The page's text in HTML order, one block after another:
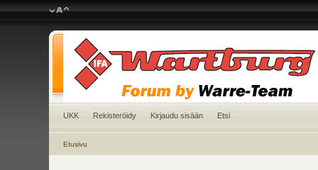
UKK Rekisteröidy Kirjaudu sisään Etsi
Etusivu